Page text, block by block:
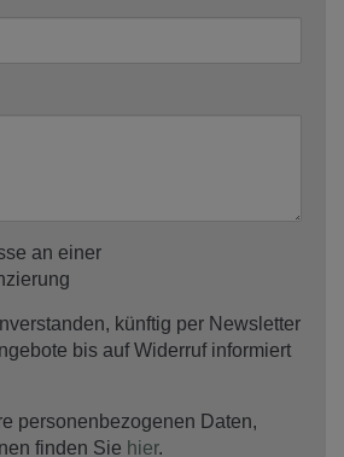
an einer
künftig per Newsletter
bis auf Widerruf informiert
personenbezogenen Daten,
finden Sie hier.